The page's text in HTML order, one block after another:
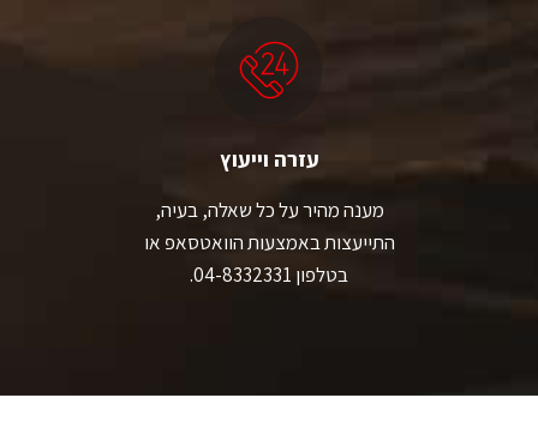
עזרה וייעוץ
מענה מהיר על כל שאלה, בעיה,
התייעצות באמצעות הוואטסאפ או
בטלפון 04-8332331.